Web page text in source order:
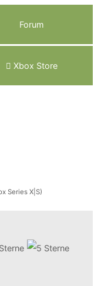
Forum
Xbox Store
Series X|S)